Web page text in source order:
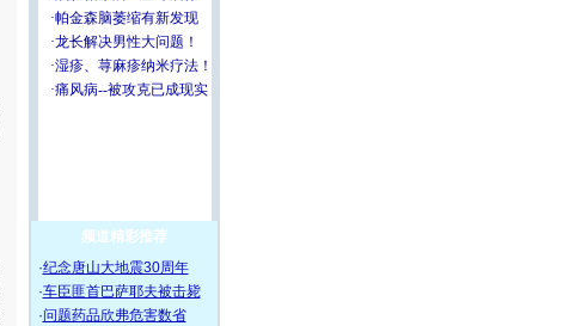
频道精彩推荐
·纪念唐山大地震30周年
·车臣匪首巴萨耶夫被击毙
·问题药品欣弗危害数省